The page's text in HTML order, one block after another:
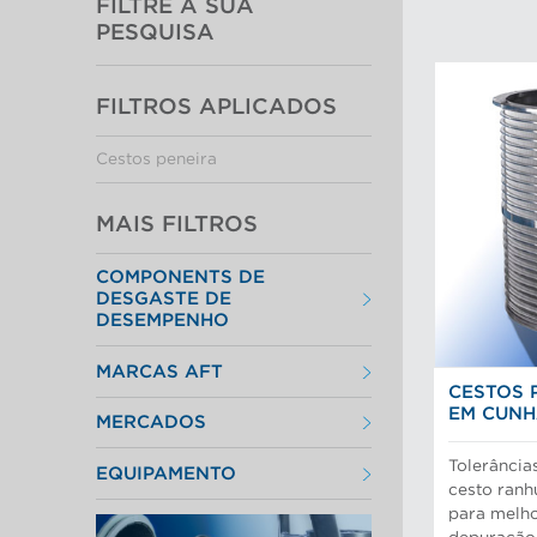
FILTRE A SUA
PESQUISA
FILTROS APLICADOS
Cestos peneira
MAIS FILTROS
COMPONENTS DE
DESGASTE DE
DESEMPENHO
Discos e insertos do refinador
Elementos do filtro
Placas depuradoras
Rotores de depurador
MARCAS AFT
Refinação Finebar
Sistemas de aproximação POM
Tecnologia Aikawa
MERCADOS
papel
Cilindros e placas industriais
Depuração e separação de
EQUIPAMENTO
Preparação do material
CESTOS
EM
cesto
para